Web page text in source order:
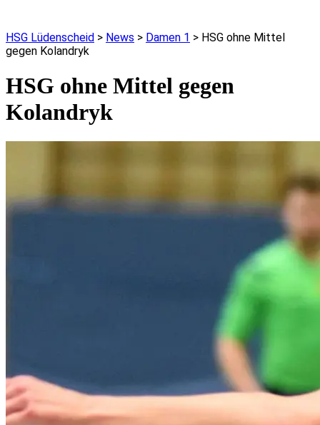
HSG Lüdenscheid > News > Damen 1 > HSG ohne Mittel
gegen Kolandryk
HSG ohne Mittel gegen
Kolandryk